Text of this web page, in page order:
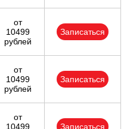
от
10499
рублей
Записаться
от
10499
рублей
Записаться
от
10499
Записаться